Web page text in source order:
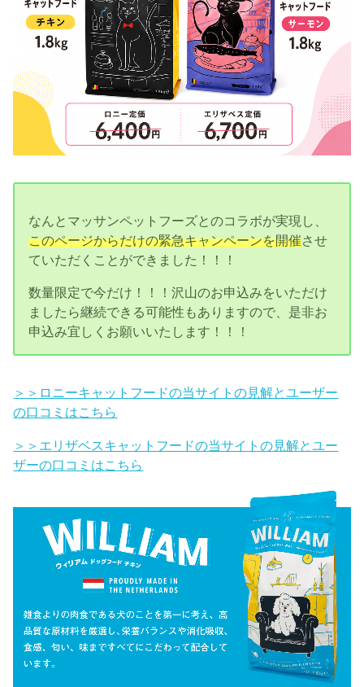
なんとマッサンペットフーズとのコラボが実現し、
このページからだけの緊急キャンペーンを開催させ
ていただくことができました！！！
数量限定で今だけ！！！沢山のお申込みをいただけ
ましたら継続できる可能性もありますので、是非お
申込み宜しくお願いいたします！！！
＞＞ロニーキャットフードの当サイトの見解とユーザー
の口コミはこちら
＞＞エリザベスキャットフードの当サイトの見解とユー
ザーの口コミはこちら